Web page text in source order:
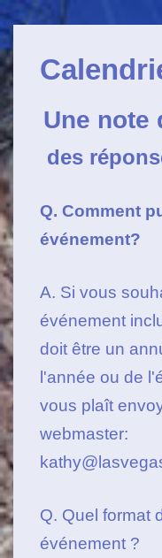
↓
Passer
au
contenu
principal
Navigation
principale
Une note
des
Q. Comment
événement?
A. Si vous
événement
doit être un
l'année ou de
vous plaît
webmaster:
Q. Quel format
événement ?